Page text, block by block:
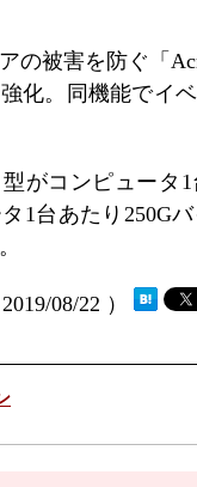
の被害を防ぐ「
化。同機能でイ
がコンピュータ
1台あたり250G
08/22 ）